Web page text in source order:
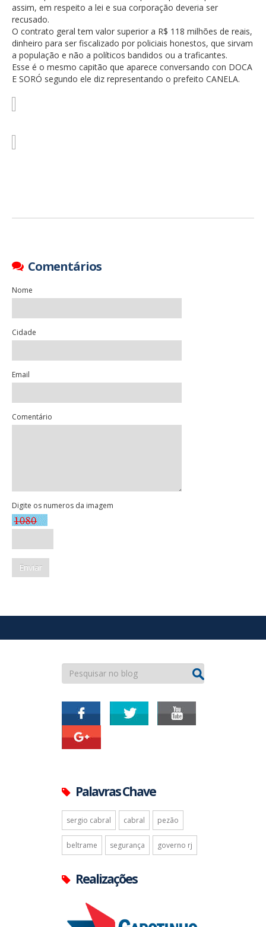
assim, em respeito a lei e sua corporação deveria ser
recusado.
O contrato geral tem valor superior a R$ 118 milhões de reais,
dinheiro para ser fiscalizado por policiais honestos, que sirvam
a população e não a políticos bandidos ou a traficantes.
Esse é o mesmo capitão que aparece conversando con DOCA
E SORÓ segundo ele diz representando o prefeito CANELA.
Comentários
Nome
Cidade
Email
Comentário
Digite os numeros da imagem
Palavras Chave
sergio cabral cabral pezão
beltrame segurança governo rj
Realizações